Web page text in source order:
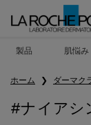
製品
肌悩み
ホーム ダーマク
#ナイアシ